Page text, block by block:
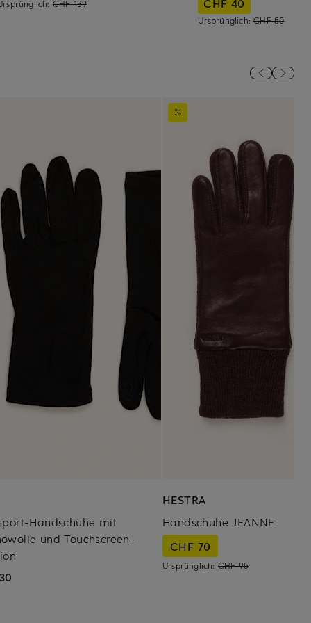
CHF 139
Ursprünglich:CHF 50
Handschuhe mit
und Touchscreen-
HESTRA
Handschuhe JEANNE
CHF 70
Ursprünglich: CHF 95